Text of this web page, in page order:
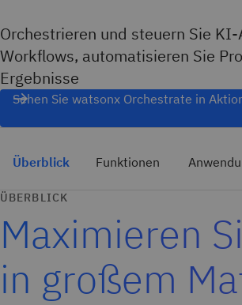
Orchestrieren und steuern Sie
Workflows, automatisieren Sie
Ergebnisse
Sehen Sie watsonx Orchestrate in
Überblick Funktionen
ÜBERBLICK
Maximieren
in großem